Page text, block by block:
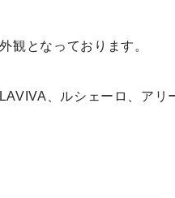
観となっております。
、ルシェーロ、アリ